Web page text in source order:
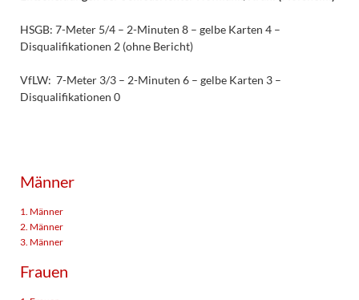
HSGB: 7-Meter 5/4 – 2-Minuten 8 – gelbe Karten 4 –
Disqualifikationen 2 (ohne Bericht)
VfLW: 7-Meter 3/3 – 2-Minuten 6 – gelbe Karten 3 –
Disqualifikationen 0
Männer
1. Männer
2. Männer
3. Männer
Frauen